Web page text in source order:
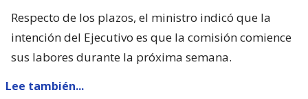
Respecto de los plazos, el ministro indicó que la
intención del Ejecutivo es que la comisión comience
sus labores durante la próxima semana.
Lee también...